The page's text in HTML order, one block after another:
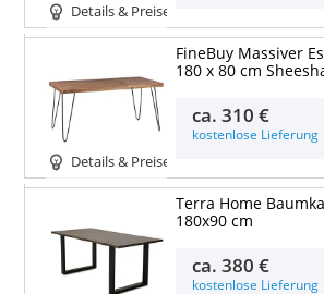
Details & Preise
Details & Preise
FineBuy Massiver
180 x 80 cm
ca.310 €
kostenlose Lieferung
Terra Home
180x90 cm
ca.380 €
kostenlose Lieferung